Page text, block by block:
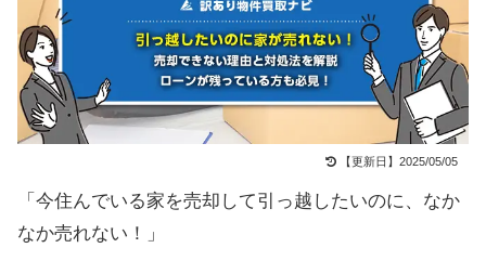
【更新日】2025/05/05
「今住んでいる家を売却して引っ越したいのに、なか
なか売れない！」